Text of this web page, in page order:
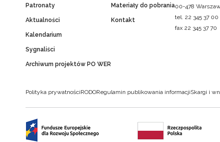
Patronaty
Aktualności
Kalendarium
Sygnaliści
Archiwum projektów PO WER
Materiały do pobrania
Kontakt
00-478
tel. 22 345 37 00
fax 22 345 37 70
Polityka prywatnościRODORegulamin publikowania informacjiSkargi i